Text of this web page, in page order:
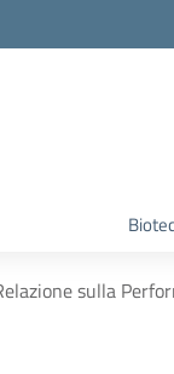
sulla